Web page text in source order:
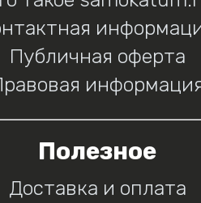
Публичная оферта
Полезное
Доставка и оплата